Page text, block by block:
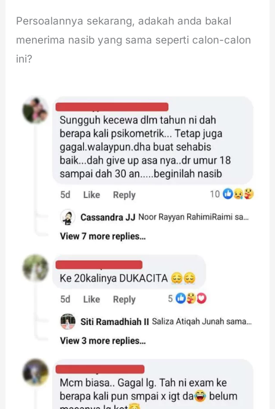
Persoalannya sekarang, adakah anda bakal
menerima nasib yang sama seperti calon-calon
ini?